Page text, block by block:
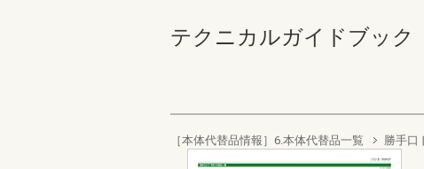
テクニカルガイドブック
［本体代替品情報］6.本体代替品一覧 勝手口